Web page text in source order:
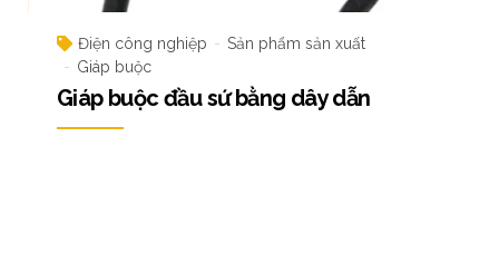
Điện công nghiệp
Sản phẩm sản xuất
Giáp buộc
Giáp buộc đầu sứ bằng dây dẫn